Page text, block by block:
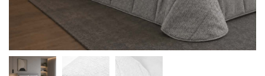
Política de Privacidade